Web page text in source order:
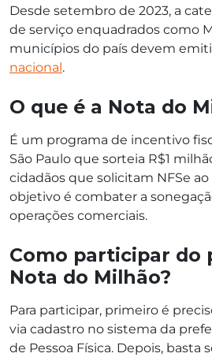
Desde setembro de 2023, a
de serviço enquadrados como
municípios do país devem
nacional .
O que é a Nota do
É um programa de incentivo
São Paulo que sorteia R$1
cidadãos que solicitam NFSe
objetivo é combater a
operações comerciais.
Como participar do
Nota do Milhão?
Para participar, primeiro é
via cadastro no sistema da
de Pessoa Física. Depois, basta